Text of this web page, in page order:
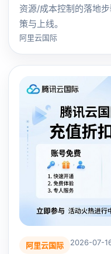
资源/成本控制的落地
策与上线。
阿里云国际
阿里云国际 2026-07-